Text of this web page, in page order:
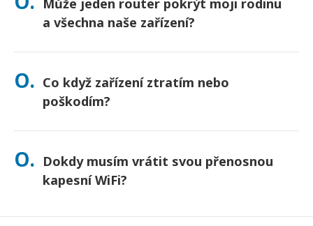
možnost pro vaši oblast.
a všechna naše zařízení?
Ano – připojte až 10 zařízení najednou (telefony, tablety,
používání přikládáme powerbanku zdarma.
O. Co když zařízení ztratím nebo
poškodím?
Při placení si můžete přidat Pojištění, které kryje ztrátu nebo
se něco stane, okamžitě nás kontaktujte – pomůžeme vám
zůstat ve spojení.
O. Dokdy musím vrátit svou přenosnou
kapesní WiFi?